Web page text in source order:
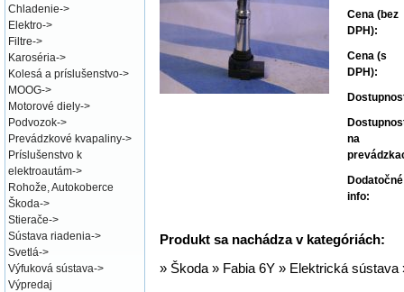
Cena (bez
DPH):
Cena (s
DPH):
na
Dodatočné
info:
Produkt sa nachádza v kategóriách:
» Škoda» Fabia 6Y» Elektrická sústava
Chladenie->
Elektro->
Filtre->
Karoséria->
Kolesá a príslušenstvo->
MOOG->
Motorové diely->
Podvozok->
Prevádzkové kvapaliny->
Príslušenstvo k
elektroautám->
Rohože, Autokoberce
Škoda->
Stierače->
Sústava riadenia->
Svetlá->
Výfuková sústava->
Výpredaj